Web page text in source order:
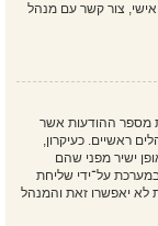
צור קשר עם מנהל
מספר ההודעות אשר
ראשיים. כעיקרון,
ישיר מפני שהם
על־ידי שליחת
לא יאפשרו זאת והמנהל